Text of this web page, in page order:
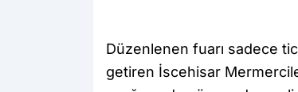
Düzenlenen fuarı sadece
getiren İscehisar